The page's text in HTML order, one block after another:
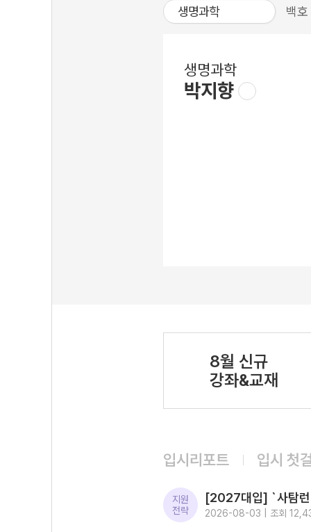
생명과학 백호
생명과학
박지향
8월 신규
강좌&교재
입시리포트 입시 첫
지원
전략
2026-08-03 | 조회